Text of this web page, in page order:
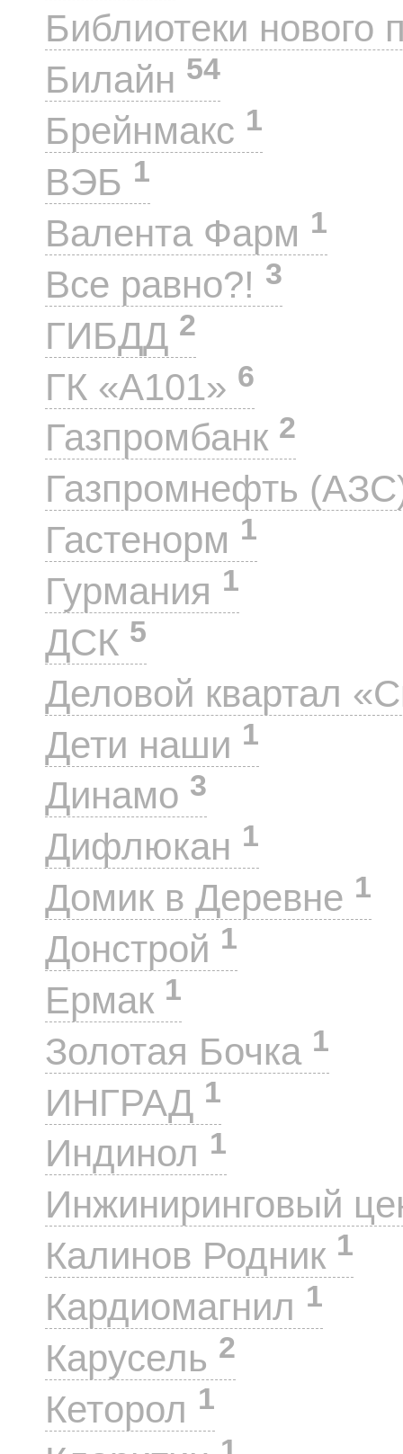
Библиотеки нового
Билайн 54
Брейнмакс 1
ВЭБ 1
Валента Фарм 1
Все равно?! 3
ГИБДД 2
ГК «А101» 6
Газпромбанк 2
Газпромнефть
Гастенорм 1
Гурмания 1
ДСК 5
Деловой квартал
Дети наши 1
Динамо 3
Дифлюкан 1
Домик в Деревне 1
Донстрой 1
Ермак 1
Золотая Бочка 1
ИНГРАД 1
Индинол 1
Инжиниринговый
Калинов Родник 1
Кардиомагнил 1
Карусель 2
Кеторол 1